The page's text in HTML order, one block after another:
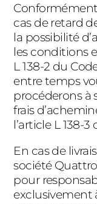
cas de retard
la possibilité
les conditions
L 138-2 du
entre temps
procéderons à
frais
l’article L 138-
En cas de
société
pour
exclusivement